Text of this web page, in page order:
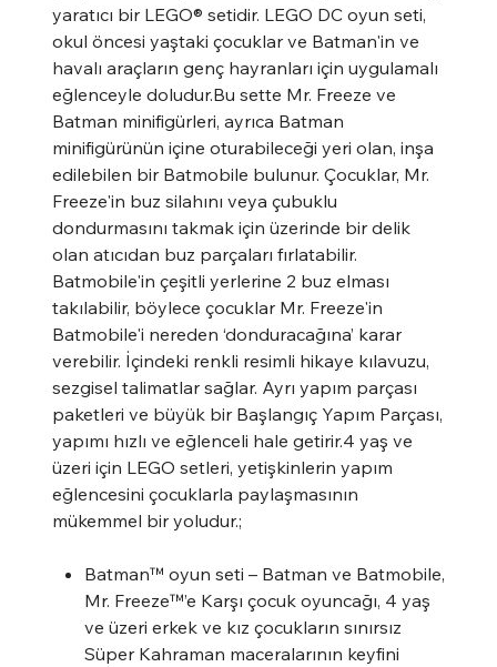
yaratıcı bir LEGO® setidir. LEGO DC oyun seti,
okul öncesi yaştaki çocuklar ve Batman'in ve
havalı araçların genç hayranları için uygulamalı
eğlenceyle doludur.Bu sette Mr. Freeze ve
Batman minifigürleri, ayrıca Batman
minifigürünün içine oturabileceği yeri olan, inşa
edilebilen bir Batmobile bulunur. Çocuklar, Mr.
Freeze'in buz silahını veya çubuklu
dondurmasını takmak için üzerinde bir delik
olan atıcıdan buz parçaları fırlatabilir.
Batmobile'in çeşitli yerlerine 2 buz elması
takılabilir, böylece çocuklar Mr. Freeze'in
Batmobile'i nereden ‘donduracağına’ karar
verebilir. İçindeki renkli resimli hikaye kılavuzu,
sezgisel talimatlar sağlar. Ayrı yapım parçası
paketleri ve büyük bir Başlangıç Yapım Parçası,
yapımı hızlı ve eğlenceli hale getirir.4 yaş ve
üzeri için LEGO setleri, yetişkinlerin yapım
eğlencesini çocuklarla paylaşmasının
mükemmel bir yoludur.;
Batman™ oyun seti – Batman ve Batmobile,
Mr. Freeze™’e Karşı çocuk oyuncağı, 4 yaş
ve üzeri erkek ve kız çocukların sınırsız
Süper Kahraman maceralarının keyfini